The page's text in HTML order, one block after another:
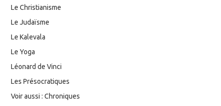
Le Christianisme
Le Judaïsme
Le Kalevala
Le Yoga
Léonard de Vinci
Les Présocratiques
Voir aussi : Chroniques